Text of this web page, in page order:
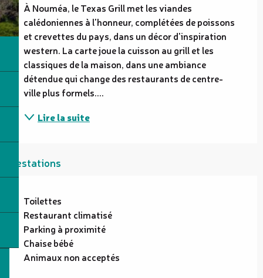
À Nouméa, le Texas Grill met les viandes
calédoniennes à l'honneur, complétées de poissons
et crevettes du pays, dans un décor d'inspiration
western. La carte joue la cuisson au grill et les
classiques de la maison, dans une ambiance
détendue qui change des restaurants de centre-
ville plus formels....
Lire la suite
Prestations
Toilettes
Restaurant climatisé
Parking à proximité
Chaise bébé
Animaux non acceptés